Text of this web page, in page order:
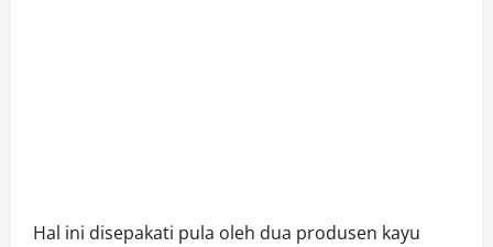
Hal ini disepakati pula oleh dua produsen kayu